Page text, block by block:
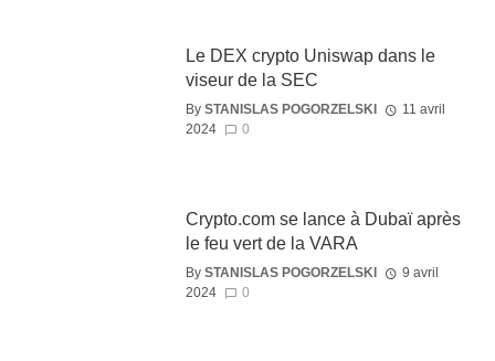
Le DEX crypto Uniswap dans le
viseur de la SEC
By STANISLAS POGORZELSKI
11 avril
2024
0
Crypto.com se lance à Dubaï après
le feu vert de la VARA
By STANISLAS POGORZELSKI
9 avril
2024
0